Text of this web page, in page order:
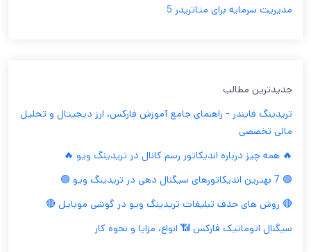
مدیریت سرمایه برای متاتریدر 5
جدیدترین مطالب
تریدینگ فایندر - راهنمای جامع آموزش فارکس، ارز دیجیتال و تحلیل
مالی تخصصی
🔥 همه چیز درباره اندیکاتور رسم کانال در تریدینگ ویو 🔥
🟢 7 بهترین اندیکاتورهای سیگنال دهی در تریدینگ ویو 🟢
🔴 روش های حذف تبلیغات تریدینگ ویو در گوشی موبایل 🔴
سیگنال اتوماتیک فارکس 📶 انواع، مزایا و نحوه کار